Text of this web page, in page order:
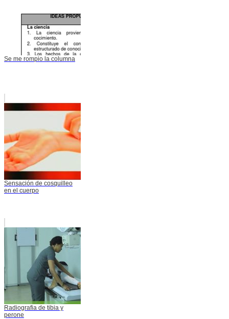
Se me rompio la columna
Sensación de cosquilleo
en el cuerpo
Radiografia de tibia y
perone